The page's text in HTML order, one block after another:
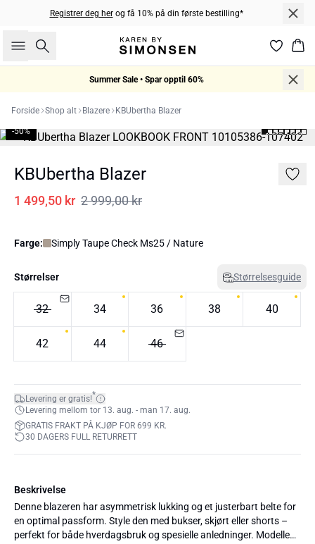
Registrer deg herog få 10% på din første bestilling*
Søk
Summer Sale • Spar opptil 60%
Forside Shop alt Blazere KBUbertha Blazer
-50%
KBUbertha Blazer
1 499,50 kr 2 999,00 kr
Farge: Simply Taupe Check Ms25 / Nature
Størrelser Størrelsesguide
32 34 36 38 40
42 44 46
Levering er gratis!*
Levering mellom tor 13. aug. - man 17. aug.
GRATIS FRAKT PÅ KJØP FOR 699 KR.
30 DAGERS FULL RETURRETT
Beskrivelse
Denne blazeren har asymmetrisk lukking og et justerbart belte for
en optimal passform. Style den med bukser, skjørt eller shorts –
perfekt for både hverdagsbruk og spesielle anledninger. Modellen